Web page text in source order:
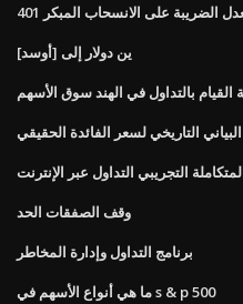
ين دولار إلى [أوسد]
القيام بالتداول في الهند سوق الأسهم
التاريخي لسعر الفائدة الحقيقي
التجريبي التداول عبر الإنترنت
وقف الصفقات الحد
برنامج التداول وإدارة المخاطر
ما هي أنواع الأسهم في s & p 500